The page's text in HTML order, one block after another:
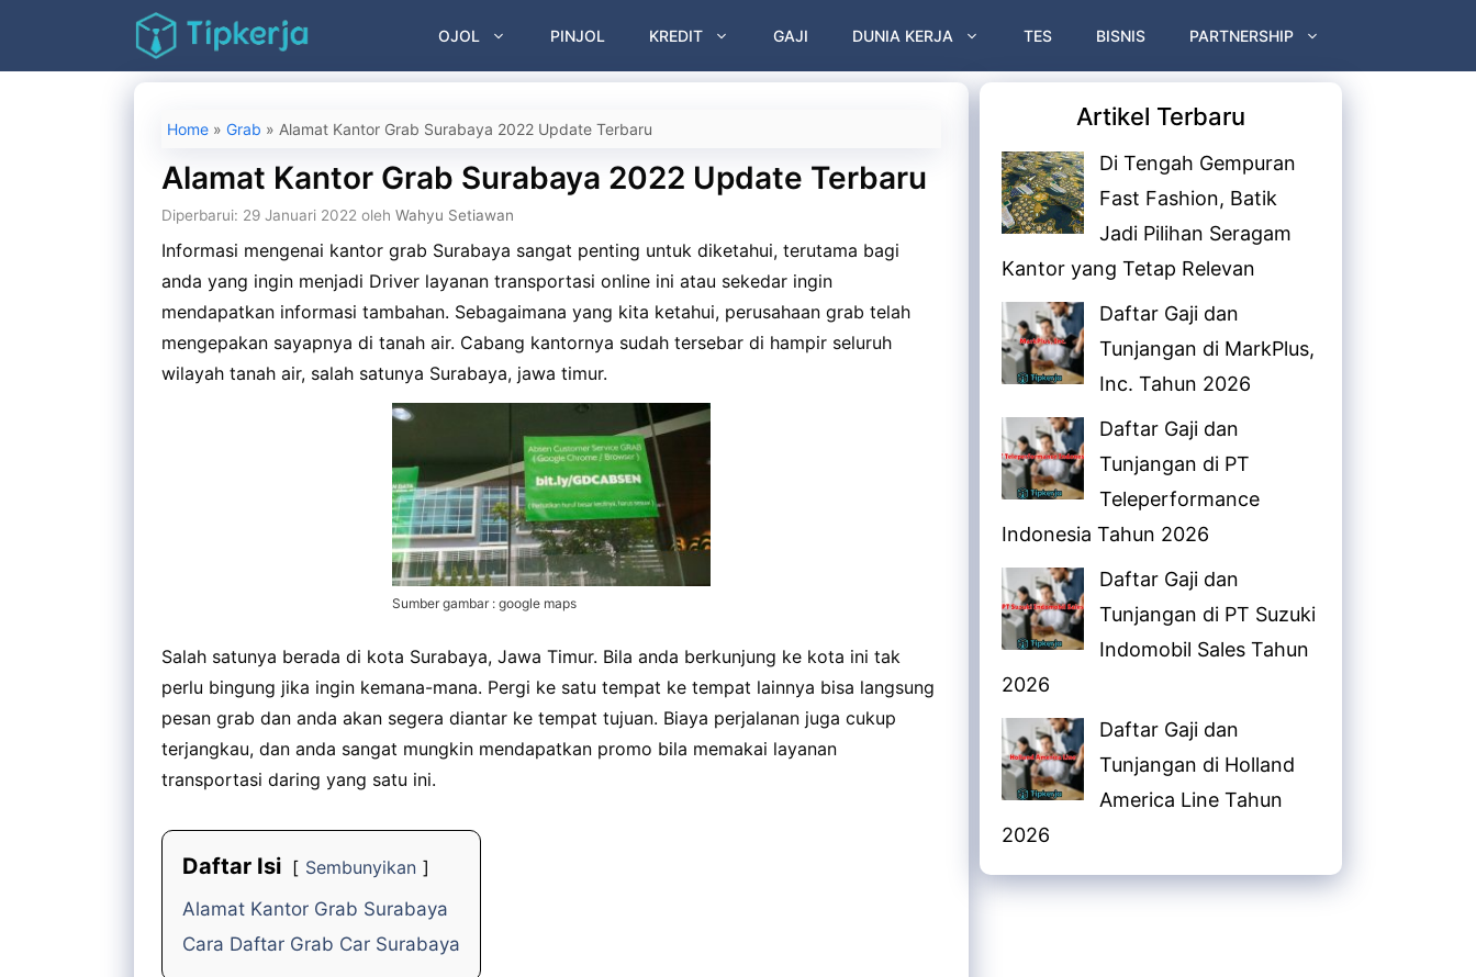
isi
OJOL PINJOL KREDIT GAJI DUNIA KERJA TES BISNIS PARTNERSHIP
Home » Grab » Alamat Kantor Grab Surabaya 2022 Update Terbaru
Alamat Kantor Grab Surabaya 2022 Update Terbaru
Diperbarui: 29 Januari 2022 oleh Wahyu Setiawan
Informasi mengenai kantor grab Surabaya sangat penting untuk diketahui, terutama bagi
anda yang ingin menjadi Driver layanan transportasi online ini atau sekedar ingin
mendapatkan informasi tambahan. Sebagaimana yang kita ketahui, perusahaan grab telah
mengepakan sayapnya di tanah air. Cabang kantornya sudah tersebar di hampir seluruh
wilayah tanah air, salah satunya Surabaya, jawa timur.
Sumber gambar : google maps
Salah satunya berada di kota Surabaya, Jawa Timur. Bila anda berkunjung ke kota ini tak
perlu bingung jika ingin kemana-mana. Pergi ke satu tempat ke tempat lainnya bisa langsung
pesan grab dan anda akan segera diantar ke tempat tujuan. Biaya perjalanan juga cukup
terjangkau, dan anda sangat mungkin mendapatkan promo bila memakai layanan
transportasi daring yang satu ini.
Daftar Isi
Sembunyikan
Alamat Kantor Grab Surabaya
Cara Daftar Grab Car Surabaya
Artikel Terbaru
Di Tengah Gempuran
Fast Fashion, Batik
Jadi Pilihan Seragam
Kantor yang Tetap Relevan
Daftar Gaji dan
Tunjangan di MarkPlus,
Inc. Tahun 2026
Daftar Gaji dan
Tunjangan di PT
Teleperformance
Indonesia Tahun 2026
Daftar Gaji dan
Tunjangan di PT Suzuki
Indomobil Sales Tahun
2026
Daftar Gaji dan
Tunjangan di Holland
America Line Tahun
2026